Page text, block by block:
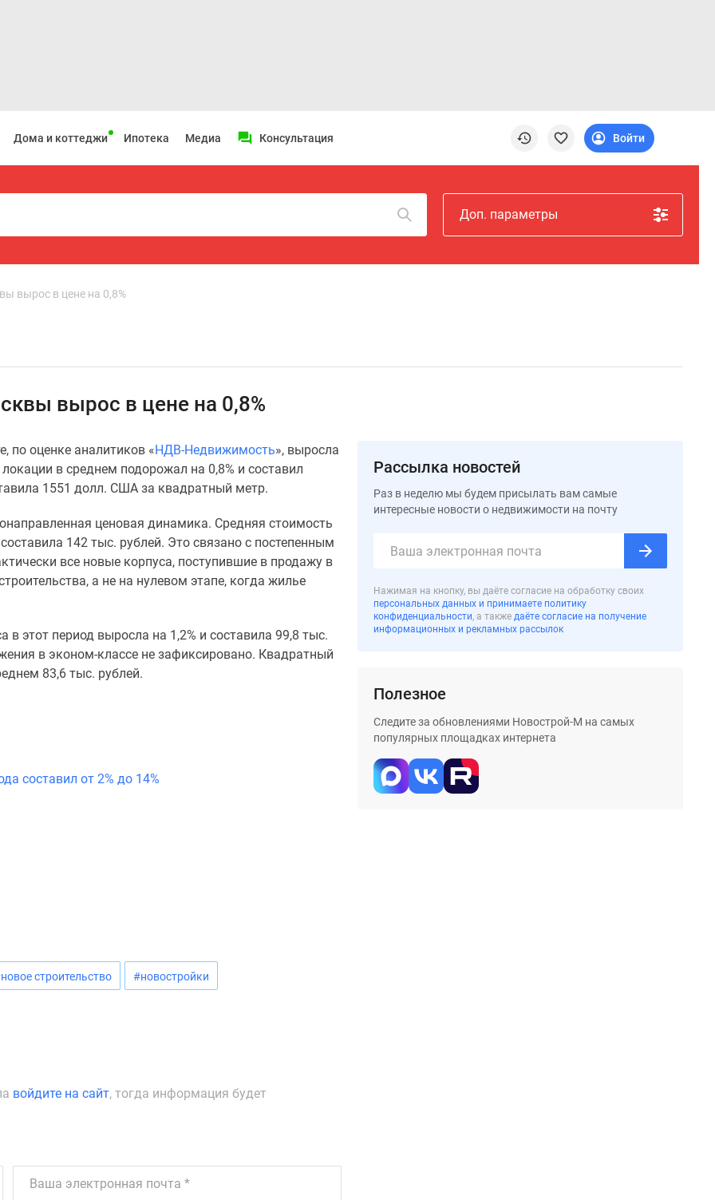
Дома и коттеджи Ипотека Медиа Консультация Войти
Доп. параметры
вырос в цене на 0,8%
вырос в цене на 0,8%
по оценке аналитиков «НДВ-Недвижимость», выросла
в среднем подорожал на 0,8% и составил
1551 долл. США за квадратный метр.
ценовая динамика. Средняя стоимость
142 тыс. рублей. Это связано с постепенным
все новые корпуса, поступившие в продажу в
а не на нулевом этапе, когда жилье
этот период выросла на 1,2% и составила 99,8 тыс.
в эконом-классе не зафиксировано. Квадратный
83,6 тыс. рублей.
составил от 2% до 14%
строительство #новостройки
войдите на сайт, тогда информация будет
Рассылка новостей
Раз в неделю мы будем присылать вам самые
интересные новости о недвижимости на почту
Нажимая на кнопку, вы даёте согласие на обработку своих
персональных данных и принимаете политику
конфиденциальности, а также даёте согласие на получение
информационных и рекламных рассылок
Полезное
Следите за обновлениями Новострой-М на самых
популярных площадках интернета